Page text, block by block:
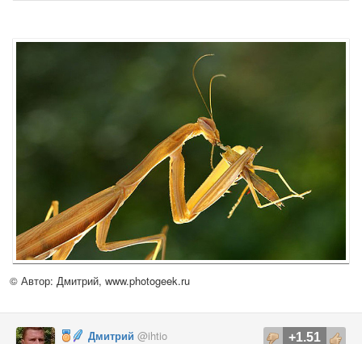
© Автор: Дмитрий, www.photogeek.ru
+1.51
Дмитрий @ihtio